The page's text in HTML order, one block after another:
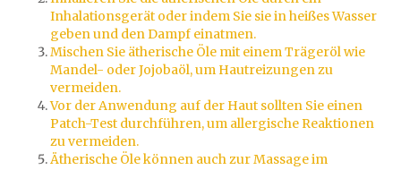
Inhalationsgerät oder indem Sie sie in heißes Wasser
geben und den Dampf einatmen.
Mischen Sie ätherische Öle mit einem Trägeröl wie
Mandel- oder Jojobaöl, um Hautreizungen zu
vermeiden.
Vor der Anwendung auf der Haut sollten Sie einen
Patch-Test durchführen, um allergische Reaktionen
zu vermeiden.
Ätherische Öle können auch zur Massage im